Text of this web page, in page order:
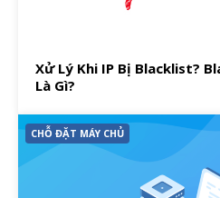
Xử Lý Khi IP Bị Blacklist?
Là Gì?
CHỖ ĐẶT MÁY CHỦ